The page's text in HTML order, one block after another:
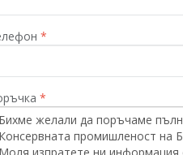
*
*